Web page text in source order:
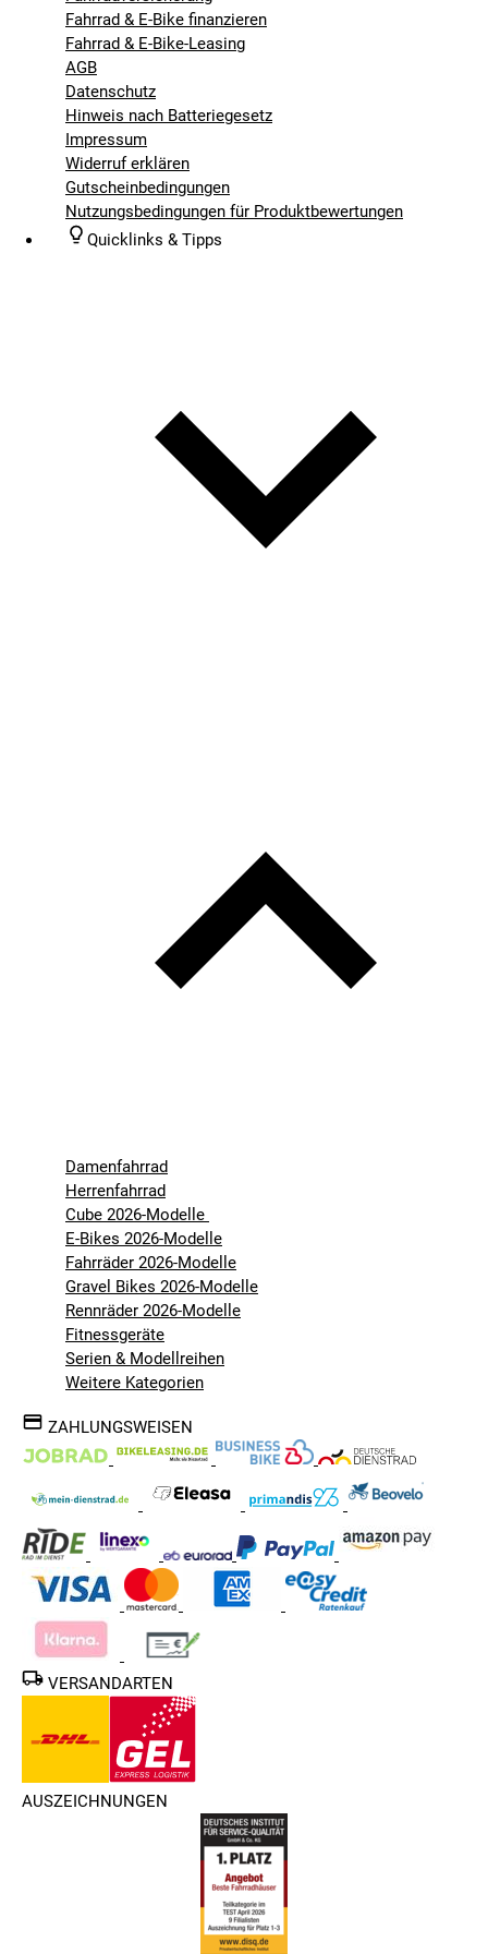
Fahrrad & E-Bike finanzieren
Fahrrad & E-Bike-Leasing
AGB
Datenschutz
Hinweis nach Batteriegesetz
Impressum
Widerruf erklären
Gutscheinbedingungen
Nutzungsbedingungen für Produktbewertungen
Quicklinks & Tipps
Damenfahrrad
Herrenfahrrad
Cube 2026-Modelle
E-Bikes 2026-Modelle
Fahrräder 2026-Modelle
Gravel Bikes 2026-Modelle
Rennräder 2026-Modelle
Fitnessgeräte
Serien & Modellreihen
Weitere Kategorien
ZAHLUNGSWEISEN
VERSANDARTEN
AUSZEICHNUNGEN